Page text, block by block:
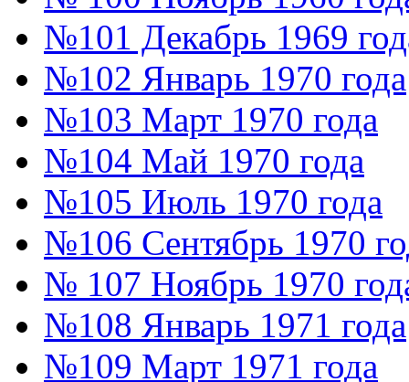
№101 Декабрь 1969
№102 Январь 1970 года
№103 Март 1970 года
№104 Май 1970 года
№105 Июль 1970 года
№106 Сентябрь 1970
№ 107 Ноябрь 1970
№108 Январь 1971 года
№109 Март 1971 года